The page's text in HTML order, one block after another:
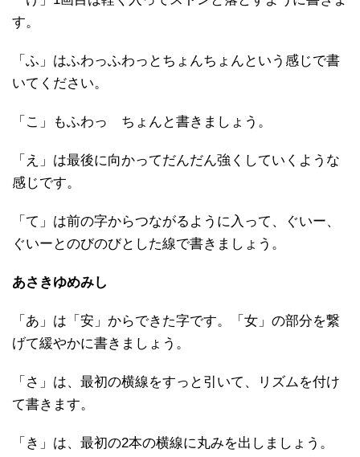
す。
「ふ」はふわっふわっとちょんちょんという感じで書
いてください。
「こ」もふわっ ちょんと書きましょう。
「え」は最後に向かってだんだん強くしていくような
感じです。
「て」は前の字からつながるように入って、ぐいー、
ぐいーとのびのびとした線で書きましょう。
あさきゆめみし
「あ」は「安」からできた字です。「女」の部分を繋
げて緩やかに書きましょう。
「さ」は、最初の横線をすっと引いて、リズムを付け
て書きます。
「き」は、最初の2本の横線に丸みを出しましょう。